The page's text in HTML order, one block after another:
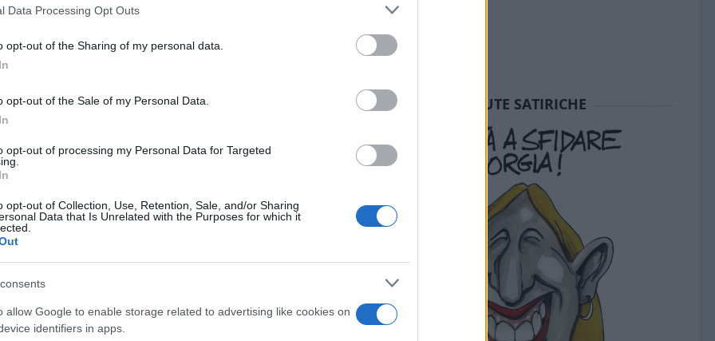
Data Processing Opt Outs
opt-out of the Sharing of my personal data.
opt-out of the Sale of my Personal Data.
opt-out of processing my Personal Data for Targeted
opt-out of Collection, Use, Retention, Sale, and/or Sharing
Data that Is Unrelated with the Purposes for which it
allow Google to enable storage related to advertising like cookies on
identifiers in apps.
CLICCA QUI
del Consiglio Superiore di Difesa. Nel
al gran consigliere di Mattarella di
dopo, ha precisato di non aver mai chiesto
nelle sue dichiarazioni ha suscitato
se dal Colle non sono arrivati
SEDUTE SATIRICHE